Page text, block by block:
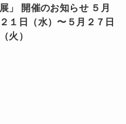
展」 開催のお知らせ ５月
２１日（水）〜５月２７日
（火）